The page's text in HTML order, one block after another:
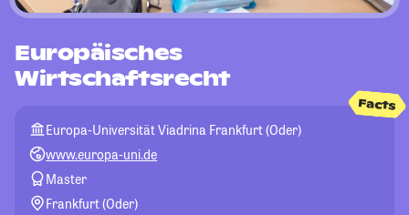
Europäisches
Wirtschaftsrecht
Facts
Europa-Universität Viadrina Frankfurt (Oder)
www.europa-uni.de
Master
Frankfurt (Oder)